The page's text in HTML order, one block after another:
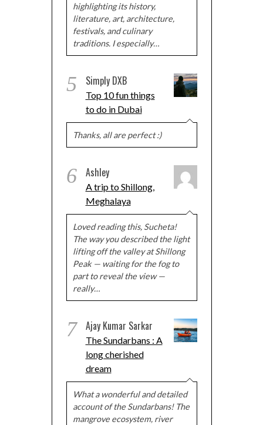
highlighting its history,
literature, art, architecture,
festivals, and culinary
traditions. I especially…
5 Simply DXB
Top 10 fun things
to do in Dubai
Thanks, all are perfect :)
6 Ashley
A trip to Shillong,
Meghalaya
Loved reading this, Sucheta!
The way you described the light
lifting off the valley at Shillong
Peak — waiting for the fog to
part to reveal the view —
really…
7 Ajay Kumar Sarkar
The Sundarbans : A
long cherished
dream
What a wonderful and detailed
account of the Sundarbans! The
mangrove ecosystem, river